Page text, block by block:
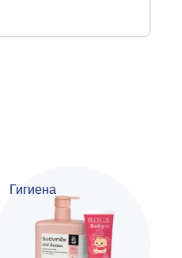
Гигиена